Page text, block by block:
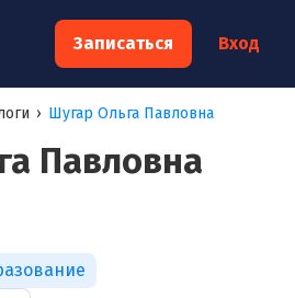
Записаться Вход
› Шугар Ольга Павловна
Павловна
×
на консультацию к